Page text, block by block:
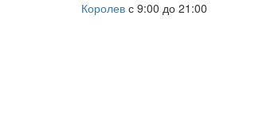
Королев с 9:00 до 21:00